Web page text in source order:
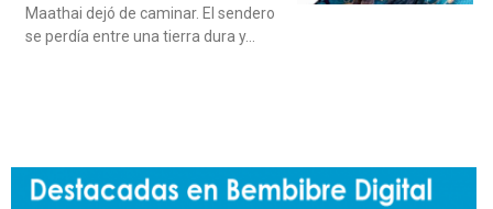
Maathai dejó de caminar. El sendero
se perdía entre una tierra dura y…